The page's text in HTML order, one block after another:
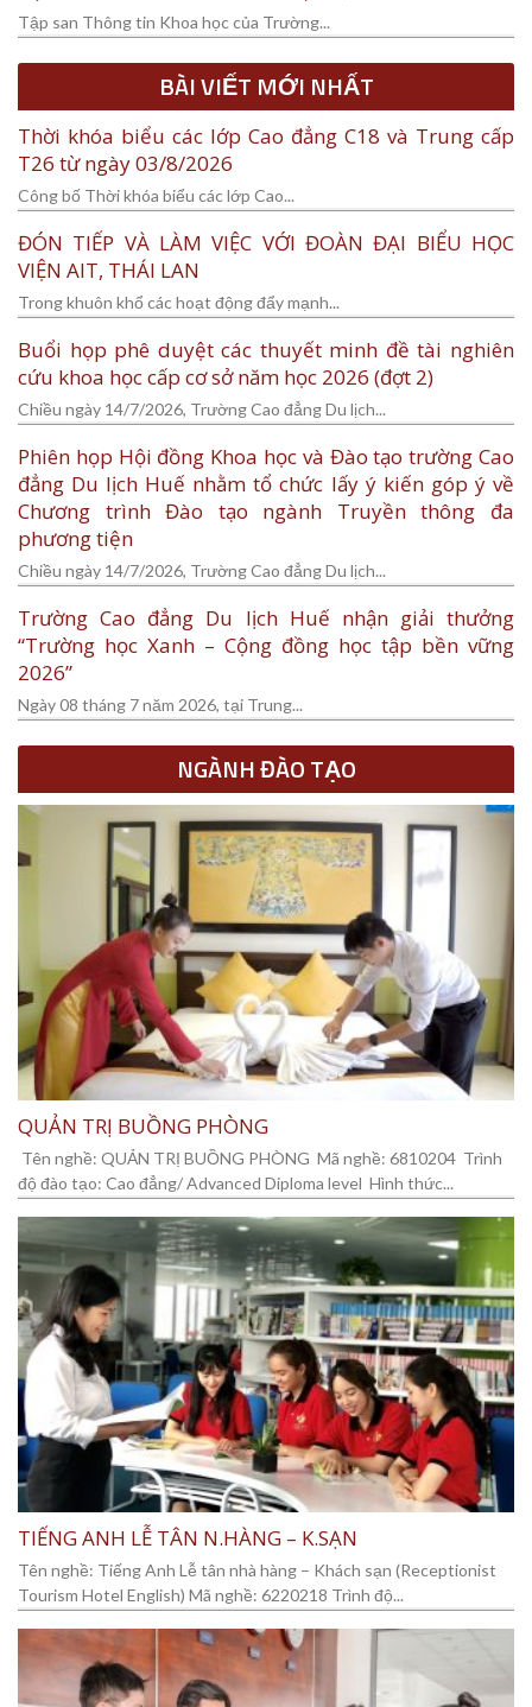
Tập san Thông tin Khoa học của Trường...
BÀI VIẾT MỚI NHẤT
Thời khóa biểu các lớp Cao đẳng C18 và Trung cấp
T26 từ ngày 03/8/2026
Công bố Thời khóa biểu các lớp Cao...
ĐÓN TIẾP VÀ LÀM VIỆC VỚI ĐOÀN ĐẠI BIỂU HỌC
VIỆN AIT, THÁI LAN
Trong khuôn khổ các hoạt động đẩy mạnh...
Buổi họp phê duyệt các thuyết minh đề tài nghiên
cứu khoa học cấp cơ sở năm học 2026 (đợt 2)
Chiều ngày 14/7/2026, Trường Cao đẳng Du lịch...
Phiên họp Hội đồng Khoa học và Đào tạo trường Cao
đẳng Du lịch Huế nhằm tổ chức lấy ý kiến góp ý về
Chương trình Đào tạo ngành Truyền thông đa
phương tiện
Chiều ngày 14/7/2026, Trường Cao đẳng Du lịch...
Trường Cao đẳng Du lịch Huế nhận giải thưởng
“Trường học Xanh – Cộng đồng học tập bền vững
2026”
Ngày 08 tháng 7 năm 2026, tại Trung...
NGÀNH ĐÀO TẠO
QUẢN TRỊ BUỒNG PHÒNG
Tên nghề: QUẢN TRỊ BUỒNG PHÒNG Mã nghề: 6810204 Trình
độ đào tạo: Cao đẳng/ Advanced Diploma level Hình thức...
TIẾNG ANH LỄ TÂN N.HÀNG – K.SẠN
Tên nghề: Tiếng Anh Lễ tân nhà hàng – Khách sạn (Receptionist
Tourism Hotel English) Mã nghề: 6220218 Trình độ...